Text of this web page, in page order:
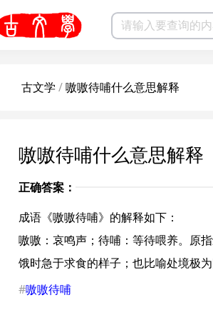
古文学 /嗷嗷待哺什么意思解释
嗷嗷待哺什么意思解释
正确答案：
成语《嗷嗷待哺》的解释如下：
嗷嗷：哀鸣声；待哺：等待喂养。原
饿时急于求食的样子；也比喻处境极
#嗷嗷待哺